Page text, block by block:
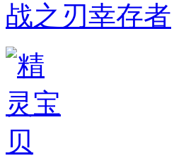
战之刃幸存者